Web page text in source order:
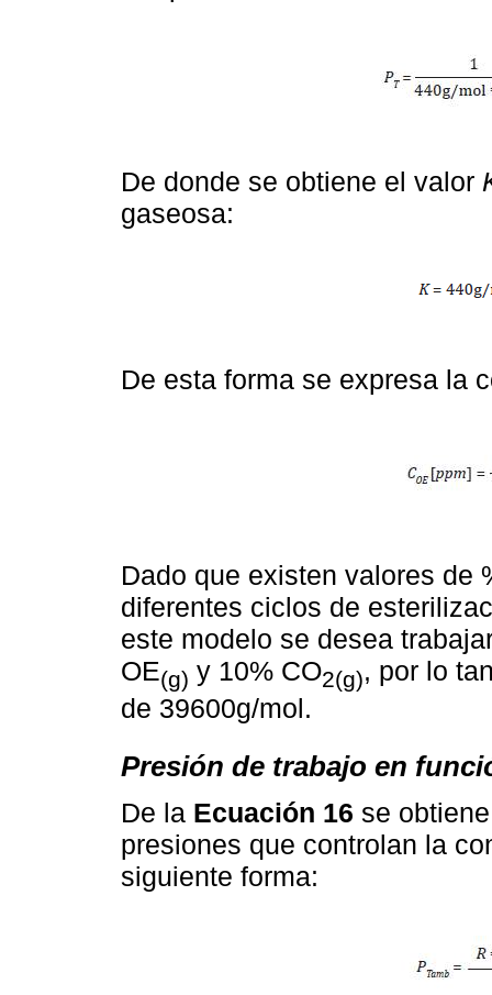
De donde se obtiene el valor
gaseosa:
De esta forma se expresa la
Dado que existen valores de
diferentes ciclos de
este modelo se desea
OE(g) y 10% CO2(g), por lo
de 39600g/mol.
Presión de trabajo en
De la Ecuación 16 se
presiones que controlan la
siguiente forma: